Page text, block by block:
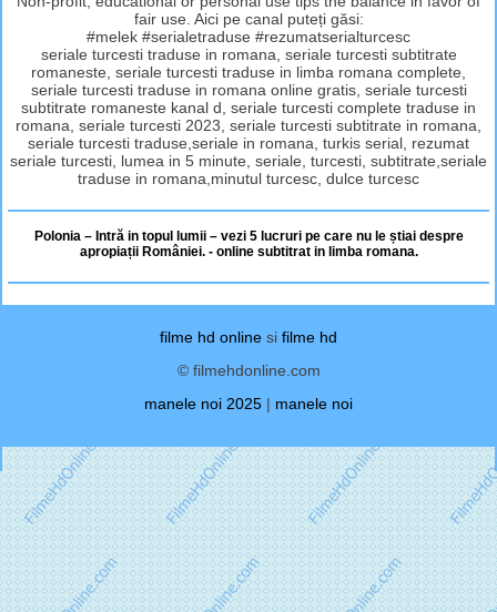
fair use. Aici pe canal puteți găsi:
#melek #serialetraduse #rezumatserialturcesc
seriale turcesti traduse in romana, seriale turcesti subtitrate
romaneste, seriale turcesti traduse in limba romana complete,
seriale turcesti traduse in romana online gratis, seriale turcesti
subtitrate romaneste kanal d, seriale turcesti complete traduse in
romana, seriale turcesti 2023, seriale turcesti subtitrate in romana,
seriale turcesti traduse,seriale in romana, turkis serial, rezumat
seriale turcesti, lumea in 5 minute, seriale, turcesti, subtitrate,seriale
traduse in romana,minutul turcesc, dulce turcesc
Polonia – Intră in topul lumii – vezi 5 lucruri pe care nu le știai despre
apropiații României. - online subtitrat in limba romana.
filme hd online si filme hd
© filmehdonline.com
manele noi 2025 | manele noi